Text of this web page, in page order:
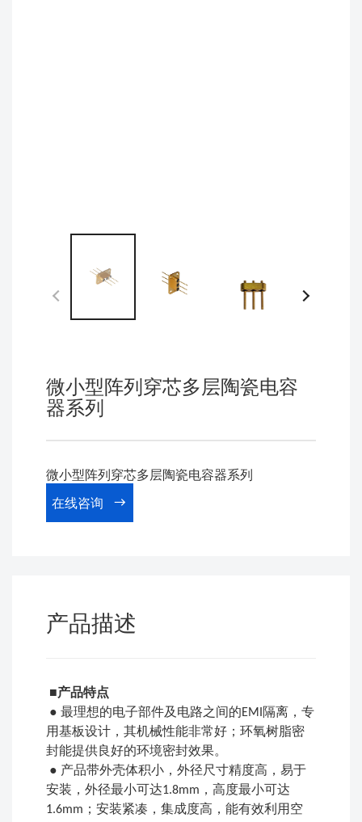
微小型阵列穿芯多层陶瓷电容
器系列
微小型阵列穿芯多层陶瓷电容器系列
在线咨询
产品描述
■产品特点
● 最理想的电子部件及电路之间的EMI 隔离，专
用基板设计，其机械性能非常好；环氧树脂密
封能提供良好的环境密封效果。
● 产品带外壳体积小，外径尺寸精度高，易于
安装，外径最小可达1.8mm ，高度最小可达
1.6mm ；安装紧凑，集成度高，能有效利用空